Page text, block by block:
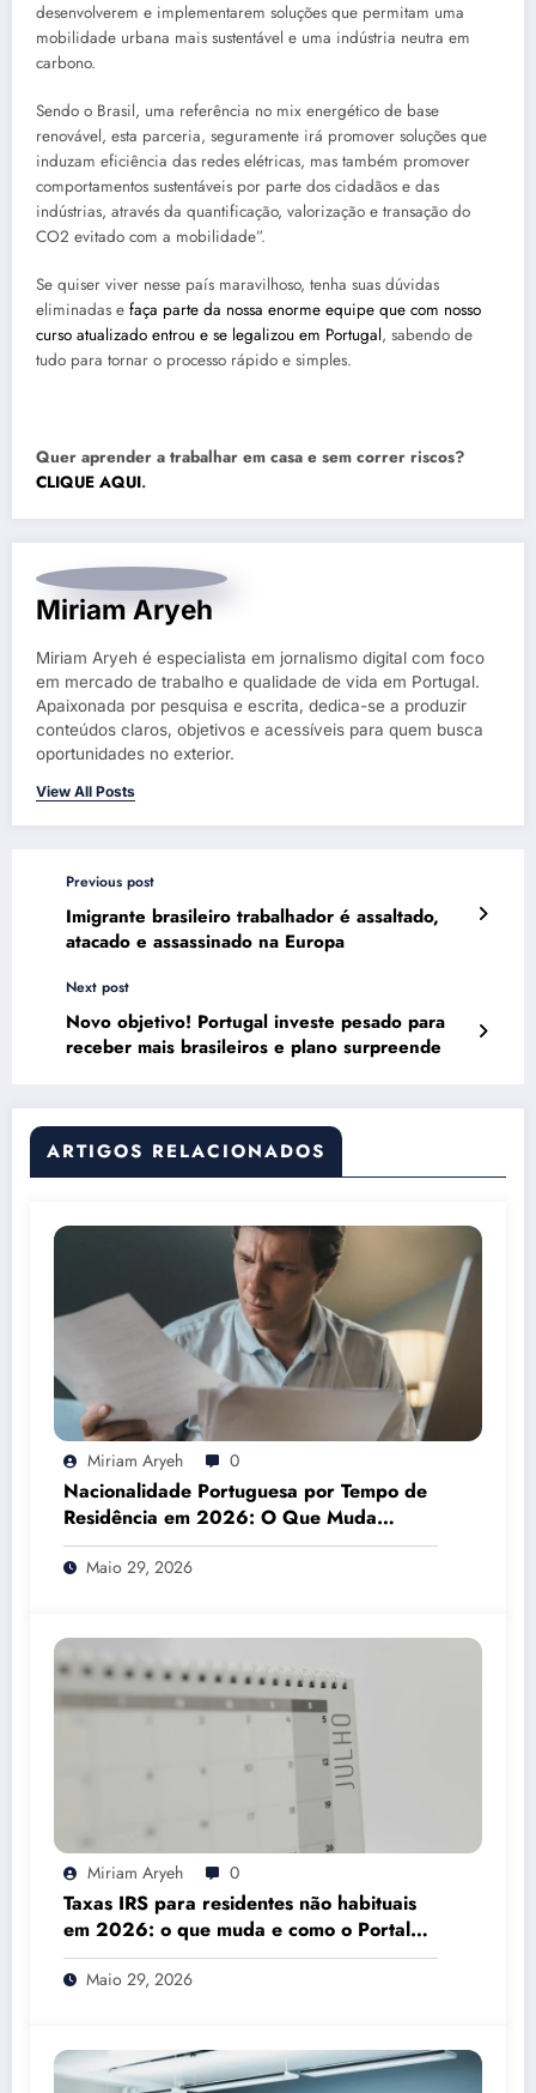
desenvolverem e implementarem soluções que permitam uma
mobilidade urbana mais sustentável e uma indústria neutra em
carbono.
Sendo o Brasil, uma referência no mix energético de base
renovável, esta parceria, seguramente irá promover soluções que
induzam eficiência das redes elétricas, mas também promover
comportamentos sustentáveis por parte dos cidadãos e das
indústrias, através da quantificação, valorização e transação do
CO2 evitado com a mobilidade”.
Se quiser viver nesse país maravilhoso, tenha suas dúvidas
eliminadas e faça parte da nossa enorme equipe que com nosso
curso atualizado entrou e se legalizou em Portugal, sabendo de
tudo para tornar o processo rápido e simples.
Quer aprender a trabalhar em casa e sem correr riscos?
CLIQUE AQUI.
Miriam Aryeh
Miriam Aryeh é especialista em jornalismo digital com foco
em mercado de trabalho e qualidade de vida em Portugal.
Apaixonada por pesquisa e escrita, dedica-se a produzir
conteúdos claros, objetivos e acessíveis para quem busca
oportunidades no exterior.
View All Posts
Previous post
Imigrante brasileiro trabalhador é assaltado,
atacado e assassinado na Europa
Next post
Novo objetivo! Portugal investe pesado para
receber mais brasileiros e plano surpreende
ARTIGOS RELACIONADOS
Miriam Aryeh 0
Nacionalidade Portuguesa por Tempo de
Residência em 2026: O Que Muda
Mesmo
Maio 29, 2026
Miriam Aryeh 0
Taxas IRS para residentes não habituais
em 2026: o que muda e como o Portal
das Finanças pode ajudar
Maio 29, 2026